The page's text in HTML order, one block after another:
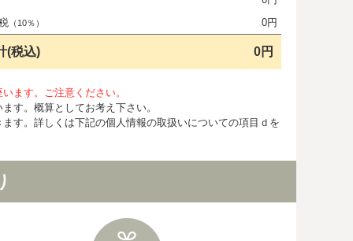
（10％） 0円
(税込) 0円
ます。ご注意ください。
す。概算としてお考え下さい。
す。詳しくは下記の個人情報の取扱いについての項目ｄを